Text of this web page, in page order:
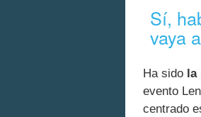
Sí,
vaya
Ha sido la
evento
centrado